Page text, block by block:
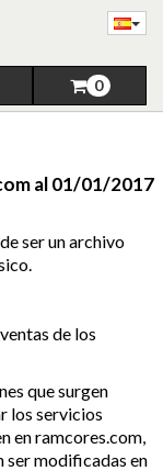
0
al 01/01/2017
ser un archivo
de los
que surgen
los servicios
en ramcores.com,
ser modificadas en